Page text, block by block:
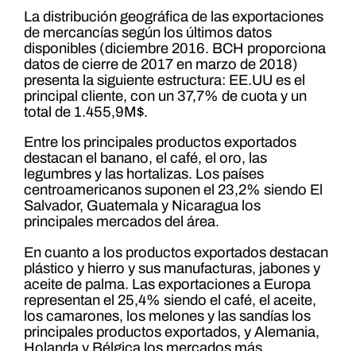
La distribución geográfica de las exportaciones
de mercancías según los últimos datos
disponibles (diciembre 2016. BCH proporciona
datos de cierre de 2017 en marzo de 2018)
presenta la siguiente estructura: EE.UU es el
principal cliente, con un 37,7% de cuota y un
total de 1.455,9M$.
Entre los principales productos exportados
destacan el banano, el café, el oro, las
legumbres y las hortalizas. Los países
centroamericanos suponen el 23,2% siendo El
Salvador, Guatemala y Nicaragua los
principales mercados del área.
En cuanto a los productos exportados destacan
plástico y hierro y sus manufacturas, jabones y
aceite de palma. Las exportaciones a Europa
representan el 25,4% siendo el café, el aceite,
los camarones, los melones y las sandías los
principales productos exportados, y Alemania,
Holanda y Bélgica los mercados más